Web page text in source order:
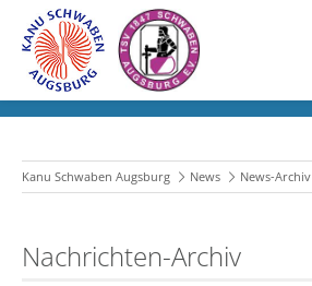
Kanu Schwaben Augsburg News News-Archiv
Nachrichten-Archiv